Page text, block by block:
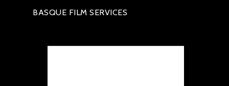
BASQUE FILM SERVICES